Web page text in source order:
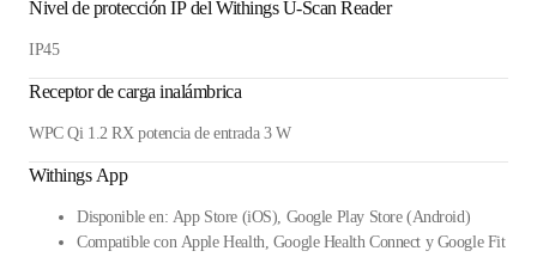
Nivel de protección IP del Withings U-Scan Reader
IP45
Receptor de carga inalámbrica
WPC Qi 1.2 RX potencia de entrada 3 W
Withings App
Disponible en: App Store (iOS), Google Play Store (Android)
Compatible con Apple Health, Google Health Connect y Google Fit